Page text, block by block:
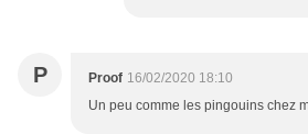
P Proof 16/02/2020 18:10
Un peu comme les pingouins chez